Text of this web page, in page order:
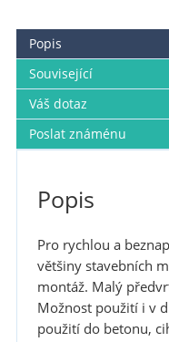
Popis
Související
Váš dotaz
Poslat známénu
Popis
Pro rychlou a
většiny stavebních
montáž. Malý
Možnost použití i v
použití do betonu,